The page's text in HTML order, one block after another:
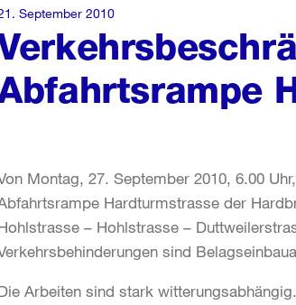
September 2010
Montag, 27. September 2010, 6.00
Hardturmstrasse der
– Hohlstrasse –
sind
Arbeiten sind stark